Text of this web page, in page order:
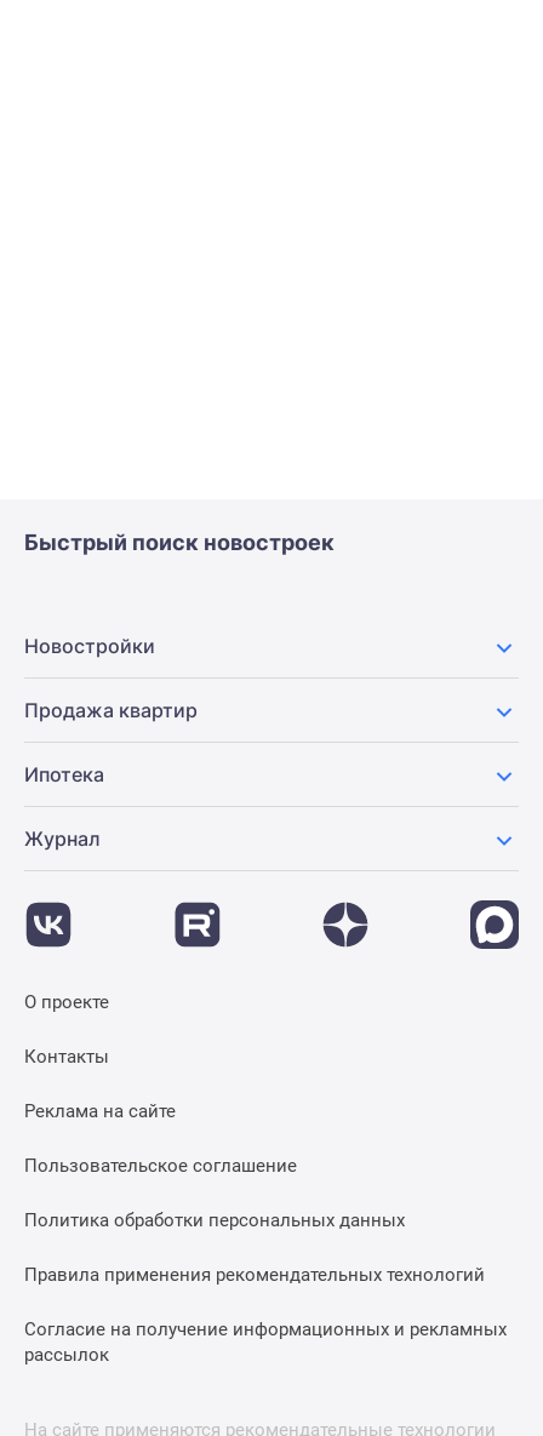
Быстрый поиск новостроек
Новостройки
Продажа квартир
Ипотека
Журнал
О проекте
Контакты
Реклама на сайте
Пользовательское соглашение
Политика обработки персональных данных
Правила применения рекомендательных технологий
Согласие на получение информационных и рекламных
рассылок
На сайте применяются рекомендательные технологии